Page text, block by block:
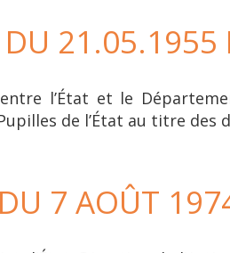
DU
l’État et le
de l’État au titre des
7 AOÛT